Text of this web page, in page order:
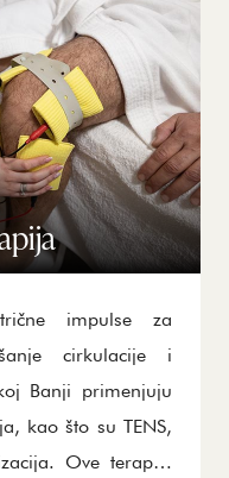
povredama i
potpuno prirodnu i
oporavak.
impulse za
cirkulacije i
Banji primenjuju
kao što su TENS,
Ove terapije